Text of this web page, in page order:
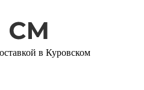
в Куровском